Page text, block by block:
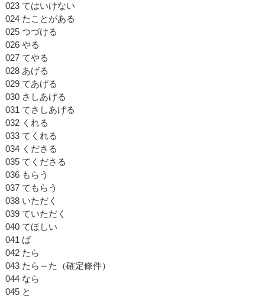
023 てはいけない
024 たことがある
025 つづける
026 やる
027 てやる
028 あげる
029 てあげる
030 さしあげる
031 てさしあげる
032 くれる
033 てくれる
034 くださる
035 てくださる
036 もらう
037 てもらう
038 いただく
039 ていただく
040 てほしい
041 ば
042 たら
043 たら～た（確定條件）
044 なら
045 と